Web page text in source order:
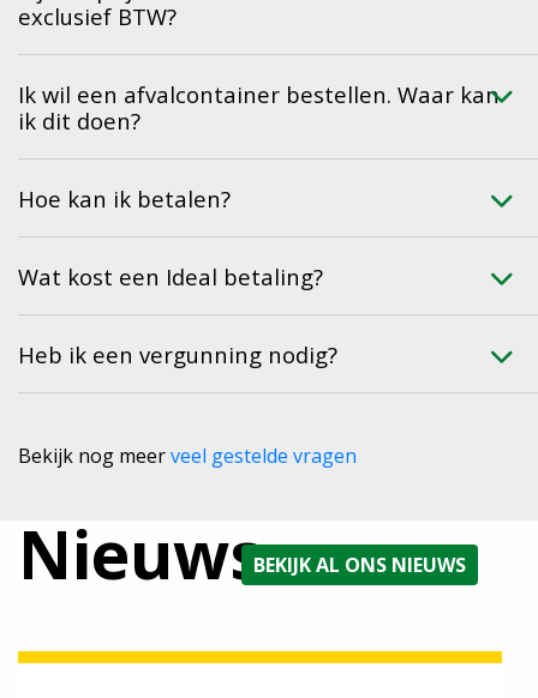
exclusief BTW?
Ik wil een afvalcontainer bestellen. Waar kan
ik dit doen?
Hoe kan ik betalen?
Wat kost een Ideal betaling?
Heb ik een vergunning nodig?
Bekijk nog meerveel gestelde vragen
NieuwsBEKIJK AL ONS NIEUWS